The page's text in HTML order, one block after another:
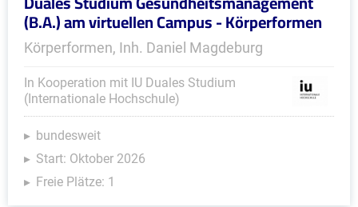
(B.A.) am virtuellen Campus - Körperformen
Körperformen, Inh. Daniel Magdeburg
In Kooperation mit IU Duales Studium
(Internationale Hochschule)
bundesweit
Start: Oktober 2026
Freie Plätze: 1